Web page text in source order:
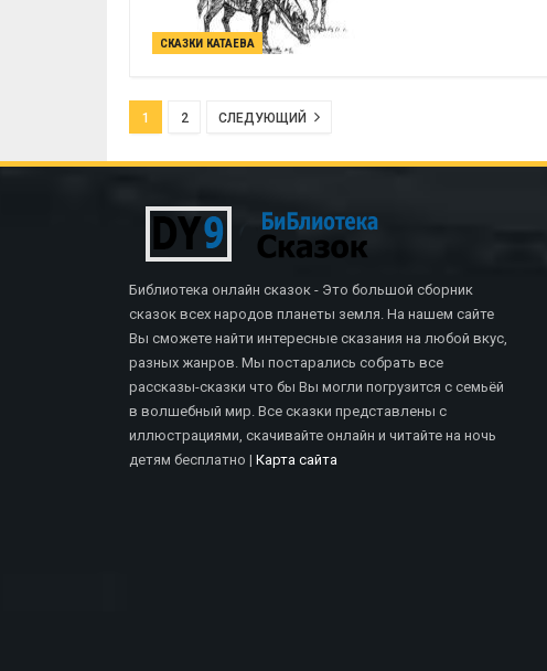
СКАЗКИ КАТАЕВА
1 2 СЛЕДУЮЩИЙ
Библиотека онлайн сказок - Это большой сборник
сказок всех народов планеты земля. На нашем сайте
Вы сможете найти интересные сказания на любой вкус,
разных жанров. Мы постарались собрать все
рассказы-сказки что бы Вы могли погрузится с семьёй
в волшебный мир. Все сказки представлены с
иллюстрациями, скачивайте онлайн и читайте на ночь
детям бесплатно | Карта сайта